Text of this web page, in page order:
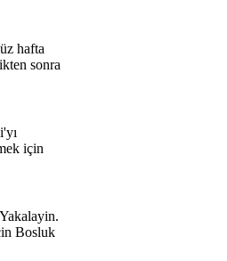
hafta
sonra
için
Bosluk